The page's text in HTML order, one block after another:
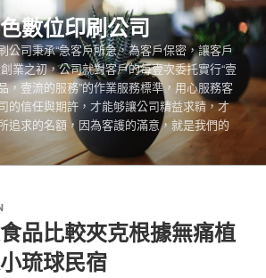
數位印刷公司
公司秉承“急客戶所急，為客戶保密，讓客戶
業之初，公司就對客戶的每壹次委托實行“壹
，壹流的服務”的作業服務標準，用心服務客
的信任與期許，才能够讓公司精益求精，才
追求的名額，因為客護的滿意，就是我們的
品比較夾克根據無痛植
琉球民宿